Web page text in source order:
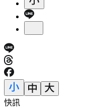
快訊